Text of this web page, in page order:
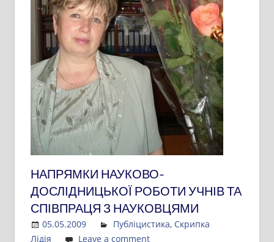
НАПРЯМКИ НАУКОВО-
ДОСЛІДНИЦЬКОЇ РОБОТИ УЧНІВ ТА
СПІВПРАЦЯ З НАУКОВЦЯМИ
05.05.2009 Admin
Публіцистика, Скрипка
Лідія
Leave a comment